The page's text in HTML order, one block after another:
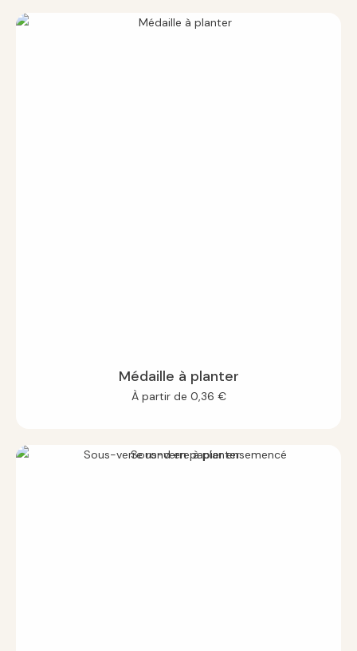
Médaille à planter
À partir de 0,36 €